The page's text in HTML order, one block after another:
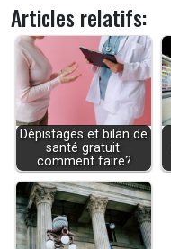
Articles relatifs:
Dépistages et bilan de
santé gratuit:
comment faire?